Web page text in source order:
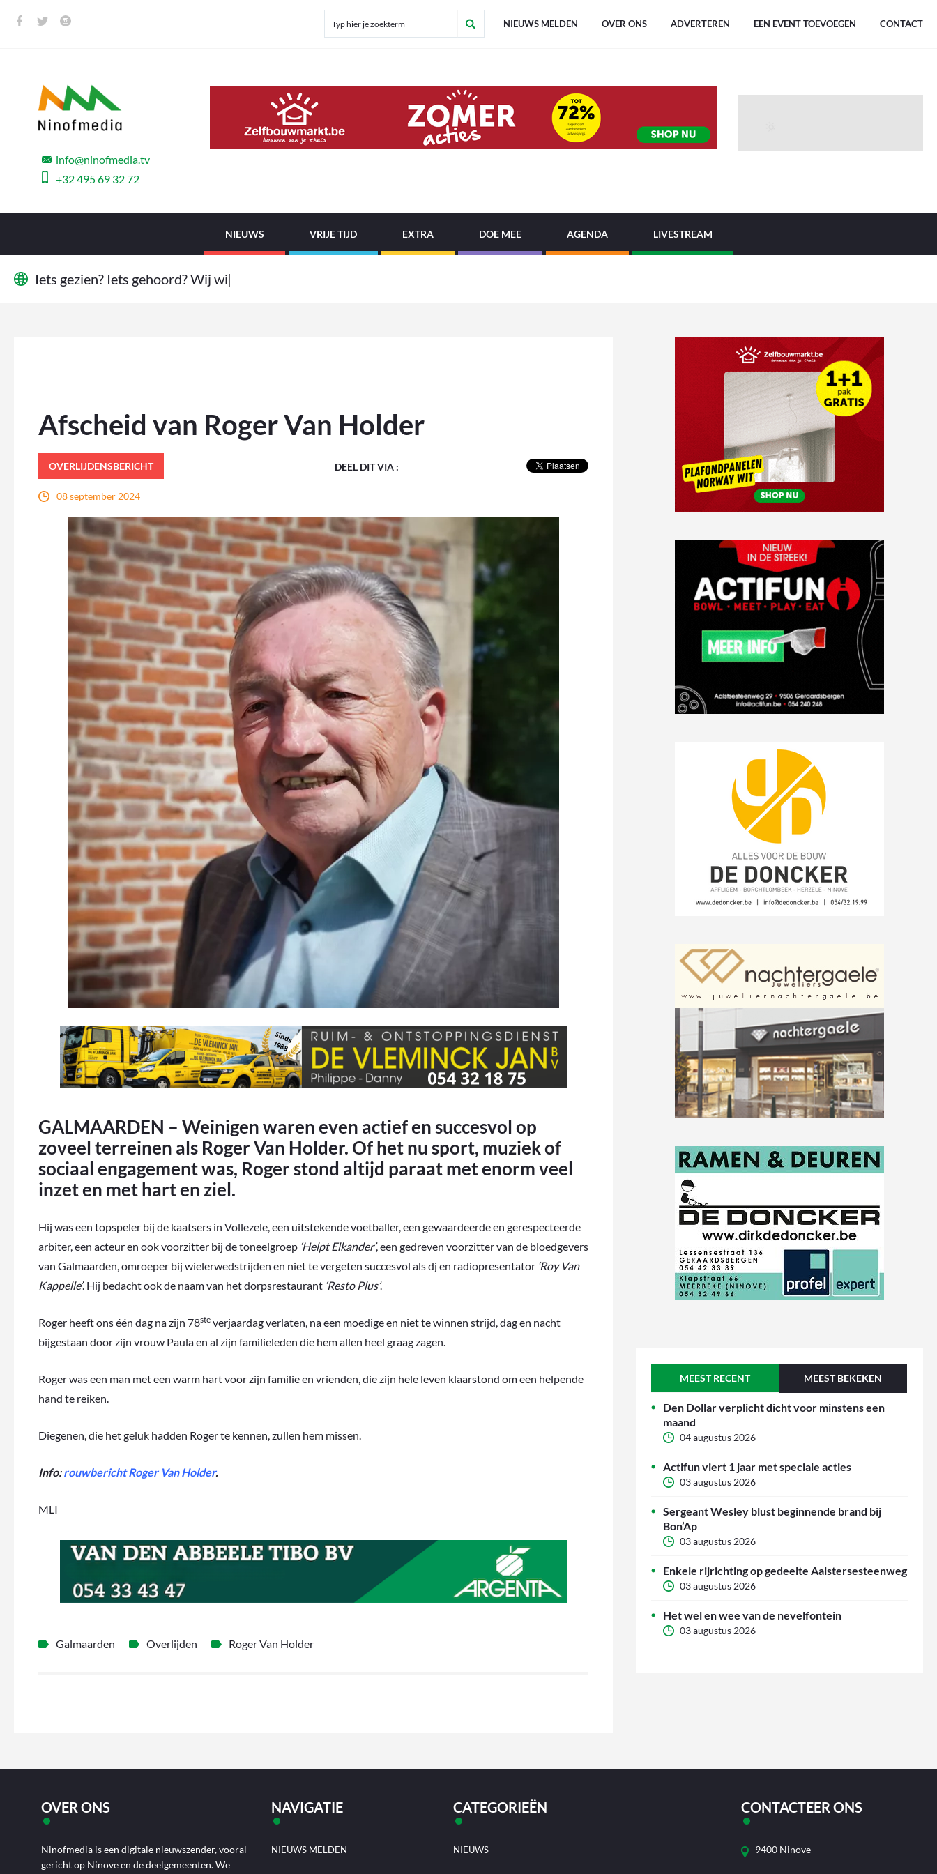
NIEUWS MELDEN OVER ONS ADVERTEREN EEN EVENT TOEVOEGEN CONTACT
info@ninofmedia.tv
+32 495 69 32 72
NIEUWS VRIJE TIJD EXTRA DOE MEE AGENDA LIVESTREAM
Iets gezien? Iets gehoord?Wij wil
Afscheid van Roger Van Holder
OVERLIJDENSBERICHT
08 september 2024
DEEL DIT VIA :
GALMAARDEN – Weinigen waren even actief en succesvol op
zoveel terreinen als Roger Van Holder. Of het nu sport, muziek of
sociaal engagement was, Roger stond altijd paraat met enorm veel
inzet en met hart en ziel.
Hij was een topspeler bij de kaatsers in Vollezele, een uitstekende voetballer, een gewaardeerde en gerespecteerde
arbiter, een acteur en ook voorzitter bij de toneelgroep ‘Helpt Elkander’, een gedreven voorzitter van de bloedgevers
van Galmaarden, omroeper bij wielerwedstrijden en niet te vergeten succesvol als dj en radiopresentator ‘Roy Van
Kappelle’. Hij bedacht ook de naam van het dorpsrestaurant ‘Resto Plus’.
Roger heeft ons één dag na zijn 78ste verjaardag verlaten, na een moedige en niet te winnen strijd, dag en nacht
bijgestaan door zijn vrouw Paula en al zijn familieleden die hem allen heel graag zagen.
Roger was een man met een warm hart voor zijn familie en vrienden, die zijn hele leven klaarstond om een helpende
hand te reiken.
Diegenen, die het geluk hadden Roger te kennen, zullen hem missen.
Info:rouwbericht Roger Van Holder.
MLI
Galmaarden Overlijden Roger Van Holder
MEEST RECENT MEEST BEKEKEN
Den Dollar verplicht dicht voor minstens een
maand
04 augustus 2026
Actifun viert 1 jaar met speciale acties
03 augustus 2026
Sergeant Wesley blust beginnende brand bij
Bon’Ap
03 augustus 2026
Enkele rijrichting op gedeelte Aalstersesteenweg
03 augustus 2026
Het wel en wee van de nevelfontein
03 augustus 2026
OVER ONS
Ninofmedia is een digitale nieuwszender, vooral
gericht op Ninove en de deelgemeenten. We
NAVIGATIE
NIEUWS MELDEN
CATEGORIEËN
NIEUWS
CONTACTEER ONS
9400 Ninove